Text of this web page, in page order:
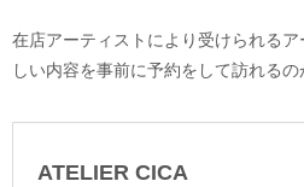
在店アーティストにより受けられる
しい内容を事前に予約をして訪れる
ATELIER CICA